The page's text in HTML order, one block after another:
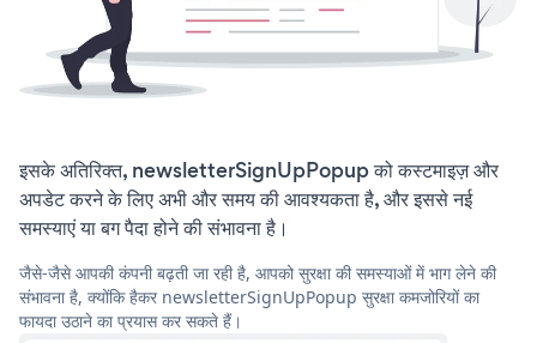
इसके अतिरिक्त, newsletterSignUpPopup को कस्टमाइज़ और
अपडेट करने के लिए अभी और समय की आवश्यकता है, और इससे नई
समस्याएं या बग पैदा होने की संभावना है।
जैसे-जैसे आपकी कंपनी बढ़ती जा रही है, आपको सुरक्षा की समस्याओं में भाग लेने की
संभावना है, क्योंकि हैकर newsletterSignUpPopup सुरक्षा कमजोरियों का
फायदा उठाने का प्रयास कर सकते हैं।